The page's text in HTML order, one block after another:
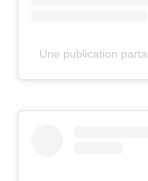
Une publication